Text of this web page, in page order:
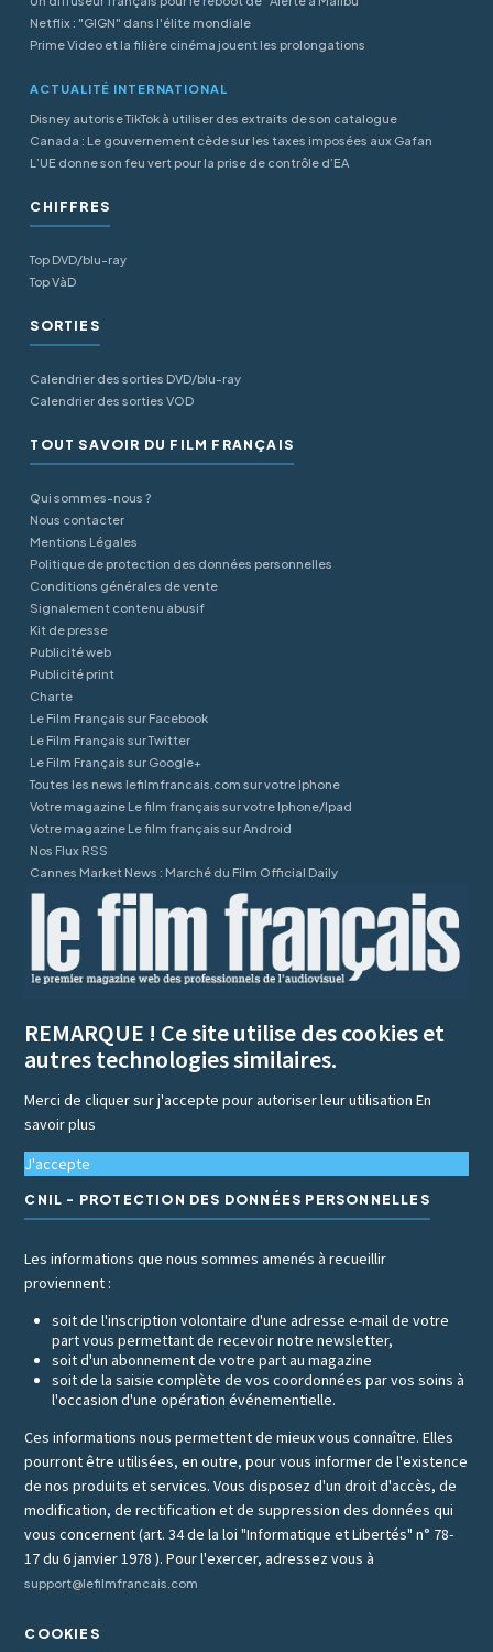
Netflix : "GIGN" dans l'élite mondiale
Prime Video et la filière cinéma jouent les prolongations
ACTUALITÉ INTERNATIONAL
Disney autorise TikTok à utiliser des extraits de son catalogue
Canada : Le gouvernement cède sur les taxes imposées aux Gafan
L’UE donne son feu vert pour la prise de contrôle d’EA
CHIFFRES
Top DVD/blu-ray
Top VàD
SORTIES
Calendrier des sorties DVD/blu-ray
Calendrier des sorties VOD
TOUT SAVOIR DU FILM FRANÇAIS
Qui sommes-nous ?
Nous contacter
Mentions Légales
Politique de protection des données personnelles
Conditions générales de vente
Signalement contenu abusif
Kit de presse
Publicité web
Publicité print
Charte
Le Film Français sur Facebook
Le Film Français sur Twitter
Le Film Français sur Google+
Toutes les news lefilmfrancais.com sur votre Iphone
Votre magazine Le film français sur votre Iphone/Ipad
Votre magazine Le film français sur Android
Nos Flux RSS
Cannes Market News : Marché du Film Official Daily
REMARQUE ! Ce site utilise des cookies et
autres technologies similaires.
Merci de cliquer sur j'accepte pour autoriser leur utilisationEn
savoir plus
J'accepte
CNIL - PROTECTION DES DONNÉES PERSONNELLES
Les informations que nous sommes amenés à recueillir
proviennent :
soit de l'inscription volontaire d'une adresse e-mail de votre
part vous permettant de recevoir notre newsletter,
soit d'un abonnement de votre part au magazine
soit de la saisie complète de vos coordonnées par vos soins à
l'occasion d'une opération événementielle.
Ces informations nous permettent de mieux vous connaître. Elles
pourront être utilisées, en outre, pour vous informer de l'existence
de nos produits et services. Vous disposez d'un droit d'accès, de
modification, de rectification et de suppression des données qui
vous concernent (art. 34 de la loi "Informatique et Libertés" n° 78-
17 du 6 janvier 1978 ). Pour l'exercer, adressez vous à
support@lefilmfrancais.com
COOKIES